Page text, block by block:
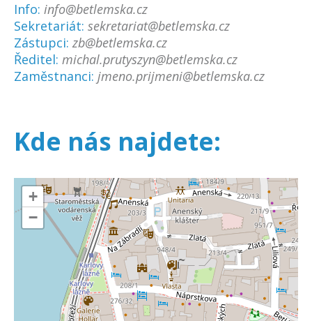
Info: info@betlemska.cz
Sekretariát: sekretariat@betlemska.cz
Zástupci: zb@betlemska.cz
Ředitel: michal.prutyszyn@betlemska.cz
Zaměstnanci: jmeno.prijmeni@betlemska.cz
Kde nás najdete:
+
−